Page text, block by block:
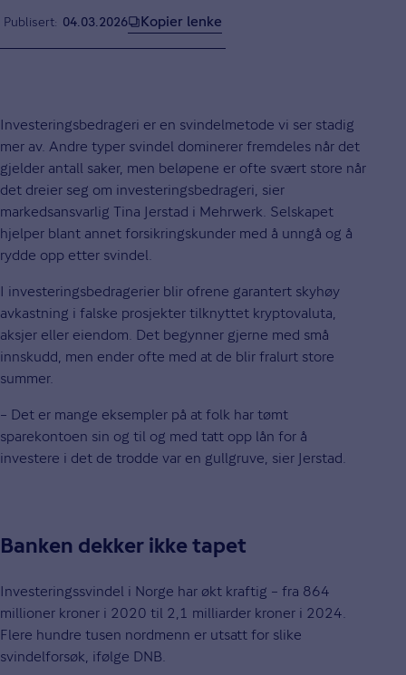
Publisert 04.03.2026 Kopier lenke
Investeringsbedrageri er en svindelmetode vi ser stadig
mer av. Andre typer svindel dominerer fremdeles når det
gjelder antall saker, men beløpene er ofte svært store når
det dreier seg om investeringsbedrageri, sier
markedsansvarlig Tina Jerstad i Mehrwerk. Selskapet
hjelper blant annet forsikringskunder med å unngå og å
rydde opp etter svindel.
I investeringsbedragerier blir ofrene garantert skyhøy
avkastning i falske prosjekter tilknyttet kryptovaluta,
aksjer eller eiendom. Det begynner gjerne med små
innskudd, men ender ofte med at de blir fralurt store
summer.
– Det er mange eksempler på at folk har tømt
sparekontoen sin og til og med tatt opp lån for å
investere i det de trodde var en gullgruve, sier Jerstad.
Banken dekker ikke tapet
Investeringssvindel i Norge har økt kraftig – fra 864
millioner kroner i 2020 til 2,1 milliarder kroner i 2024.
Flere hundre tusen nordmenn er utsatt for slike
svindelforsøk, ifølge DNB.